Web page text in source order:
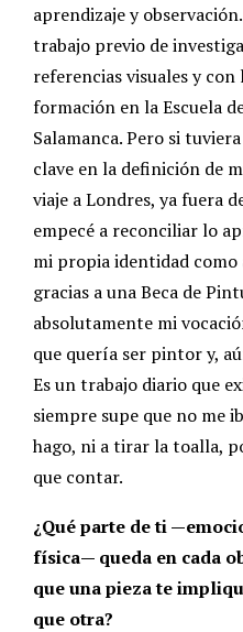
aprendizaje y
trabajo previo de
referencias visuales y con
formación en la Escuela
Salamanca. Pero si
clave en la definición de
viaje a Londres, ya fuera
empecé a reconciliar lo
mi propia identidad como
gracias a una Beca de
absolutamente mi
que quería ser pintor y,
Es un trabajo diario que
siempre supe que no me
hago, ni a tirar la toalla,
que contar.
¿Qué parte de ti
física— queda en cada
que una pieza te
que otra?